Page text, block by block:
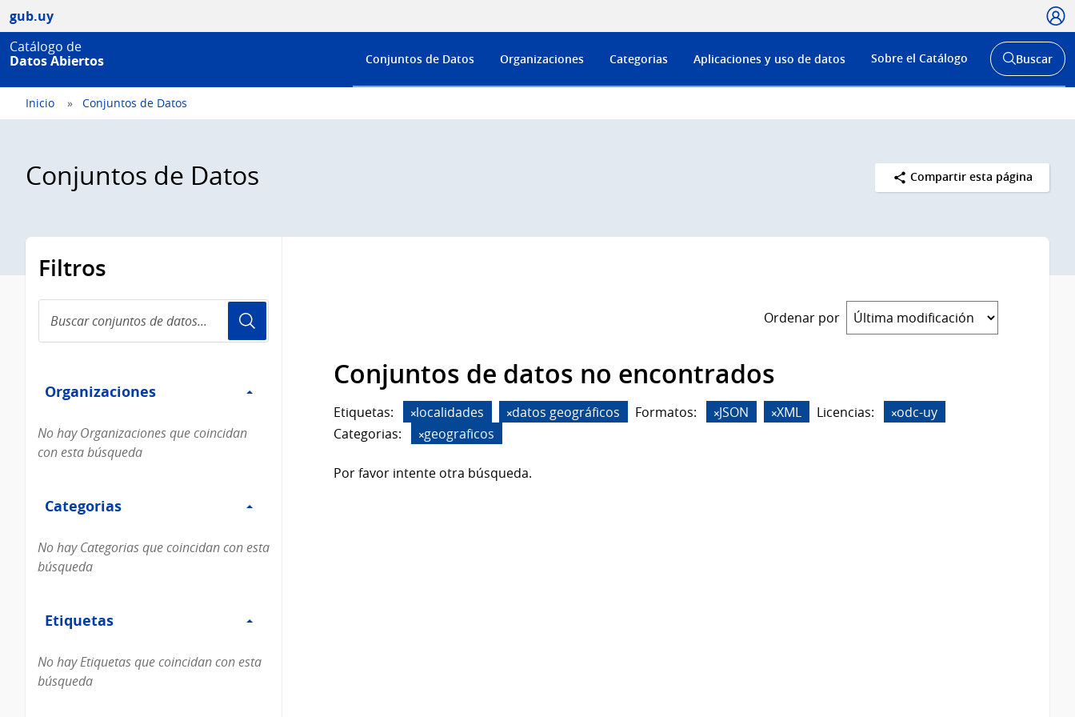
gub.uy
Catálogo de
Datos Abiertos
Menú
de
Conjuntos de Datos Organizaciones Categorias Aplicaciones y uso de datos Sobre el Catálogo
Abrir
buscador
Buscar
Inicio Conjuntos de Datos
Conjuntos de Datos Compartir esta página
Filtros
conjuntos
de
Organizaciones
Organizaciones
No hay Organizaciones que coincidan
con esta búsqueda
Categorias
Categorias
No hay Categorias que coincidan con esta
búsqueda
Etiquetas
Etiquetas
No hay Etiquetas que coincidan con esta
búsqueda
Ordenar por
Conjuntos de datos no encontrados
Etiquetas: localidades datos geográficos Formatos: JSON XML Licencias:
odc-uy
Categorias:
geograficos
Por favor intente otra búsqueda.